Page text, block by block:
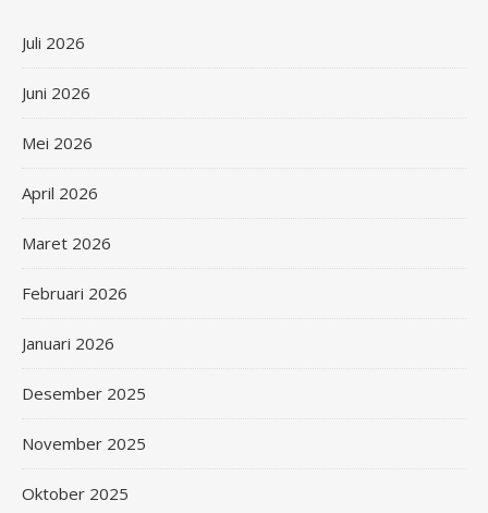
Juli 2026
Juni 2026
Mei 2026
April 2026
Maret 2026
Februari 2026
Januari 2026
Desember 2025
November 2025
Oktober 2025